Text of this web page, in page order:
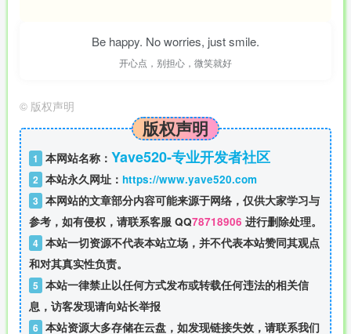
Be happy. No worries, just smile.
开心点，别担心，微笑就好
© 版权声明
版权声明
1 本网站名称： Yave520-专业开发者社区
2 本站永久网址： https://www.yave520.com
3 本网站的文章部分内容可能来源于网络，仅供大家学习与
参考，如有侵权，请联系客服 QQ78718906 进行删除处理。
4 本站一切资源不代表本站立场，并不代表本站赞同其观点
和对其真实性负责。
5 本站一律禁止以任何方式发布或转载任何违法的相关信
息，访客发现请向站长举报
6 本站资源大多存储在云盘，如发现链接失效，请联系我们